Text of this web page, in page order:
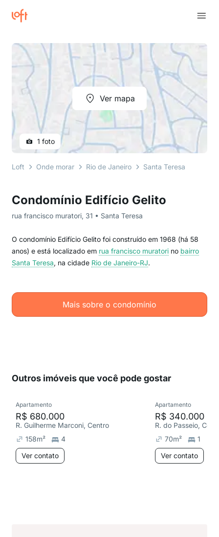
Condomínio Edifício Gelito
rua francisco muratori, 31 • Santa Teresa
O condomínio Edifício Gelito foi construído em 1968 (há 58
anos) e está localizado em rua francisco muratori no bairro
Santa Teresa, na cidade Rio de Janeiro-RJ.
Mais sobre o condomínio
Ver mapa
1 foto
Loft Onde morar Rio de Janeiro Santa Teresa
Outros imóveis que você pode gostar
Apartamento
R$ 680.000
R. Guilherme Marconi, Centro
158m²
4
Ver contato
Apartamento
R$ 340.000
R. do Passeio,
70m²
1
Ver contato